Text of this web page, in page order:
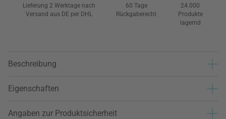
Lieferung 2 Werktage nach
Versand aus DE per DHL
60 Tage
Rückgaberecht
24.000
Produkte
lagernd
Beschreibung
Eigenschaften
Angaben zur Produktsicherheit